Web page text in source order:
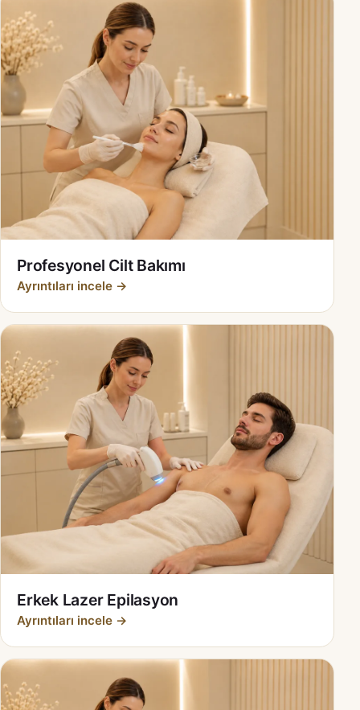
Profesyonel Cilt Bakımı
Ayrıntıları incele →
Erkek Lazer Epilasyon
Ayrıntıları incele →